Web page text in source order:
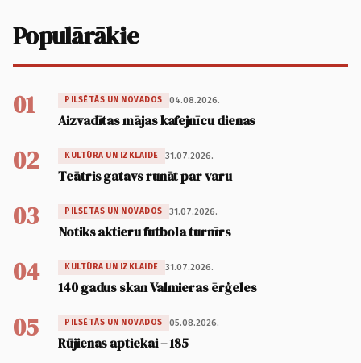
Populārākie
01 PILSĒTĀS UN NOVADOS 04.08.2026.
Aizvadītas mājas kafejnīcu dienas
02 KULTŪRA UN IZKLAIDE 31.07.2026.
Teātris gatavs runāt par varu
03 PILSĒTĀS UN NOVADOS 31.07.2026.
Notiks aktieru futbola turnīrs
04 KULTŪRA UN IZKLAIDE 31.07.2026.
140 gadus skan Valmieras ērģeles
05 PILSĒTĀS UN NOVADOS 05.08.2026.
Rūjienas aptiekai – 185